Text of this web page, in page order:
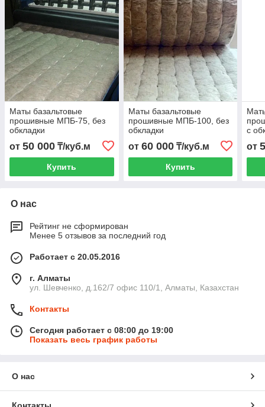
Маты базальтовые
прошивные МПБ-75, без
обкладки
от 50 000 ₸/куб.м
Купить
Маты базальтовые
прошивные МПБ-100, без
обкладки
от 60 000₸/куб.м
Купить
с
от
О нас
Рейтинг не сформирован
Менее 5 отзывов за последний год
Работает с 20.05.2016
г. Алматы
ул. Шевченко, д.162/7 офис 110/1, Алматы, Казахстан
Контакты
Сегодня работает с 08:00 до 19:00
Показать весь график работы
О нас